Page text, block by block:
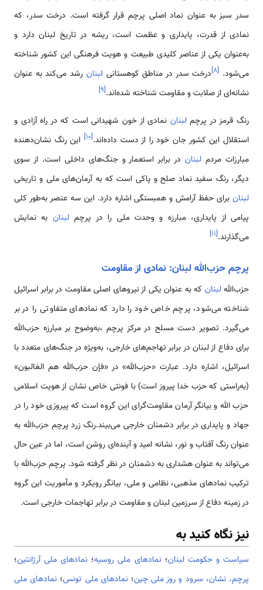
سدر سبز به عنوان نماد اصلی پرچم قرار گرفته است. درخت سدر، که
نمادی از قدرت، پایداری و عظمت است، ریشه در تاریخ لبنان دارد و
به‌عنوان یکی از عناصر کلیدی طبیعت و هویت فرهنگی این کشور شناخته
می‌شود. [۸]درخت سدر در مناطق کوهستانیلبنان رشد می‌کند به عنوان
نشانه‌ای از صلابت و مقاومت شناخته شده‌اند.[۹]
رنگ قرمز در پرچملبنان نمادی از خون شهیدانی است که در راه آزادی و
استقلال این کشور جان خود را از دست داده‌اند.[۱۰] این رنگ نشان‌دهنده
مبارزات مردم لبناندر برابر استعمار و جنگ‌های داخلی است. از سوی
دیگر، رنگ سفید نماد صلح و پاکی است که به آرمان‌های ملی و تاریخی
لبنان برای حفظ آرامش و همبستگی اشاره دارد. این سه عنصر به‌طور کلی
پیامی از پایداری، مبارزه و وحدت ملی را در پرچملبنان به نمایش
می‌گذارند.[۱۱]
پرچم حزب‌الله لبنان: نمادی از مقاومت
حزب‌اللهلبنان که به عنوان یکی از نیروهای اصلی مقاومت در برابر اسرائیل
شناخته می‌شود، پرچم خاص خود را دارد که نمادهای متفاوتی را در بر
می‌گیرد. تصویر دست مسلح در مرکز پرچم ،به‌وضوح بر مبارزه حزب‌الله
برای دفاع از لبنان در برابر تهاجم‌های خارجی، به‌ویژه در جنگ‌های متعدد با
اسرائیل، اشاره دارد. عبارت «حزب‌الله» در «فإن حزب‌الله هم الغالبون»
(به‌راستی که حزب خدا پیروز است) با فونتی خاص نشان از هویت اسلامی
حزب الله و بیانگر آرمان مقاومت‌گرای این گروه است که پیروزی خود را در
جهاد و پایداری در برابر دشمنان خارجی می‌بیند.رنگ زرد پرچم حزب‌الله به
عنوان رنگ آفتاب و نور، نشانه امید و آینده‌ای روشن است، اما در عین حال
می‌تواند به عنوان هشداری به دشمنان در نظر گرفته شود. پرچم حزب‌الله با
ترکیب نمادهای مذهبی، نظامی و ملی، بیانگر رویکرد و مأموریت این گروه
در زمینه دفاع از سرزمین لبنان و مقاومت در برابر تهاجمات خارجی است.
نیز نگاه کنید به
سیاست و حکومت لبنان؛نمادهای ملی روسیه؛ نمادهای ملی آرژانتین؛
پرچم، نشان، سرود و روز ملی چین؛نمادهای ملی تونس؛ نمادهای ملی